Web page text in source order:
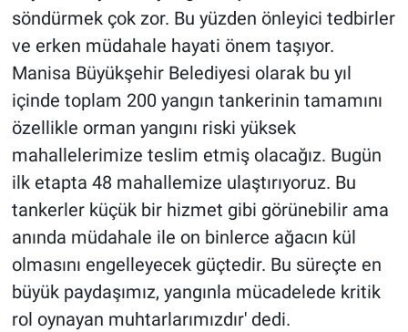
söndürmek çok zor. Bu yüzden önleyici tedbirler
ve erken müdahale hayati önem taşıyor.
Manisa Büyükşehir Belediyesi olarak bu yıl
içinde toplam 200 yangın tankerinin tamamını
özellikle orman yangını riski yüksek
mahallelerimize teslim etmiş olacağız. Bugün
ilk etapta 48 mahallemize ulaştırıyoruz. Bu
tankerler küçük bir hizmet gibi görünebilir ama
anında müdahale ile on binlerce ağacın kül
olmasını engelleyecek güçtedir. Bu süreçte en
büyük paydaşımız, yangınla mücadelede kritik
rol oynayan muhtarlarımızdır' dedi.